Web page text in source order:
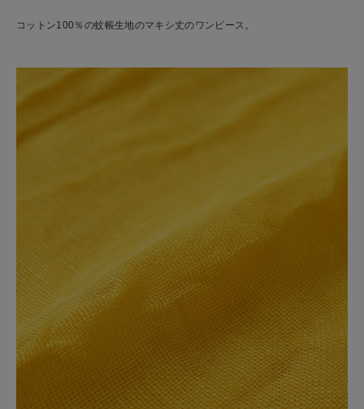
コットン100％の蚊帳生地のマキシ丈のワンピース。